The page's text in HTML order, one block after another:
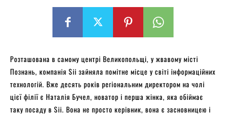
Розташована в самому центрі Великопольщі, у жвавому місті
Познань, компанія Sii зайняла помітне місце у світі інформаційних
технологій. Вже десять років регіональним директором на чолі
цієї філії є Наталія Бучел, новатор і перша жінка, яка обіймає
таку посаду в Sii. Вона не просто керівник, вона є засновницею і